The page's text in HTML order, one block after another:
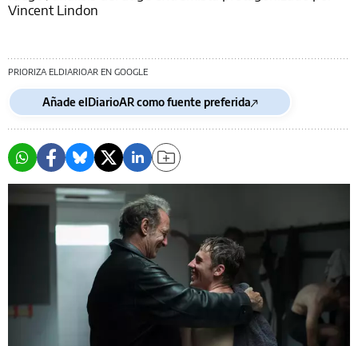
Vincent Lindon
PRIORIZA ELDIARIOAR EN GOOGLE
Añade elDiarioAR como fuente preferida